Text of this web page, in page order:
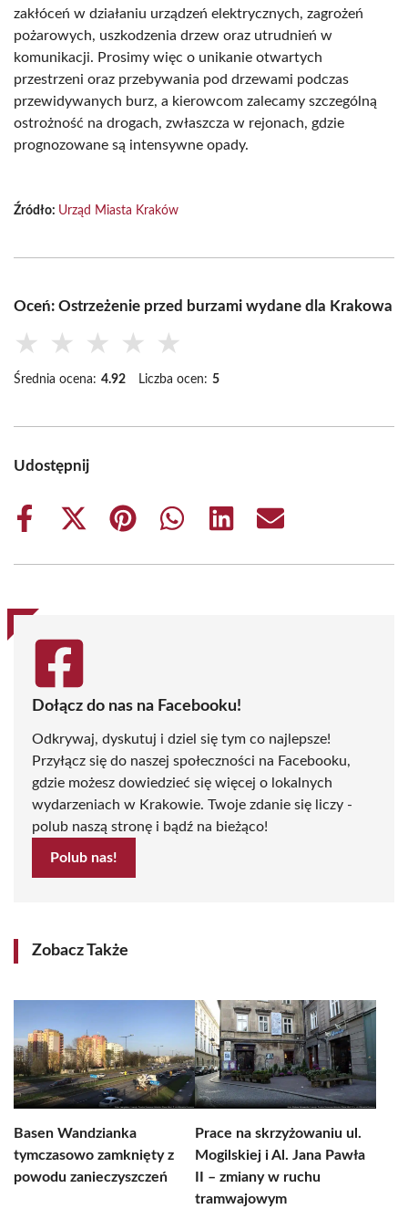
zakłóceń w działaniu urządzeń elektrycznych, zagrożeń
pożarowych, uszkodzenia drzew oraz utrudnień w
komunikacji. Prosimy więc o unikanie otwartych
przestrzeni oraz przebywania pod drzewami podczas
przewidywanych burz, a kierowcom zalecamy szczególną
ostrożność na drogach, zwłaszcza w rejonach, gdzie
prognozowane są intensywne opady.
Źródło: Urząd Miasta Kraków
Oceń: Ostrzeżenie przed burzami wydane dla Krakowa
★ ★ ★ ★ ★
Średnia ocena: 4.92 Liczba ocen: 5
Udostępnij
Share
Share
(Twitter)
Share
Share
Share
Share
Dołącz do nas na Facebooku!
Odkrywaj, dyskutuj i dziel się tym co najlepsze!
Przyłącz się do naszej społeczności na Facebooku,
gdzie możesz dowiedzieć się więcej o lokalnych
wydarzeniach w Krakowie. Twoje zdanie się liczy -
polub naszą stronę i bądź na bieżąco!
Polub nas!
Zobacz Także
Basen Wandzianka
tymczasowo zamknięty z
powodu zanieczyszczeń
Prace na skrzyżowaniu ul.
Mogilskiej i Al. Jana Pawła
II – zmiany w ruchu
tramwajowym